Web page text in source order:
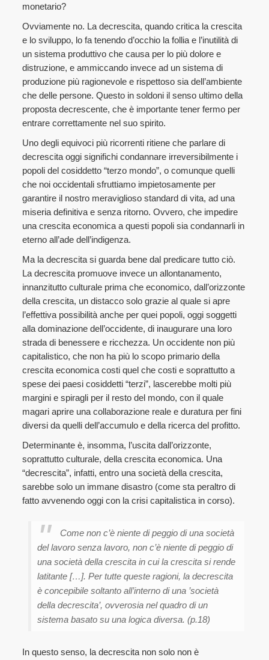
monetario?
Ovviamente no. La decrescita, quando critica la crescita
e lo sviluppo, lo fa tenendo d’occhio la follia e l’inutilità di
un sistema produttivo che causa per lo più dolore e
distruzione, e ammiccando invece ad un sistema di
produzione più ragionevole e rispettoso sia dell’ambiente
che delle persone. Questo in soldoni il senso ultimo della
proposta decrescente, che è importante tener fermo per
entrare correttamente nel suo spirito.
Uno degli equivoci più ricorrenti ritiene che parlare di
decrescita oggi significhi condannare irreversibilmente i
popoli del cosiddetto “terzo mondo”, o comunque quelli
che noi occidentali sfruttiamo impietosamente per
garantire il nostro meraviglioso standard di vita, ad una
miseria definitiva e senza ritorno. Ovvero, che impedire
una crescita economica a questi popoli sia condannarli in
eterno all’ade dell’indigenza.
Ma la decrescita si guarda bene dal predicare tutto ciò.
La decrescita promuove invece un allontanamento,
innanzitutto culturale prima che economico, dall’orizzonte
della crescita, un distacco solo grazie al quale si apre
l’effettiva possibilità anche per quei popoli, oggi soggetti
alla dominazione dell’occidente, di inaugurare una loro
strada di benessere e ricchezza. Un occidente non più
capitalistico, che non ha più lo scopo primario della
crescita economica costi quel che costi e soprattutto a
spese dei paesi cosiddetti “terzi”, lascerebbe molti più
margini e spiragli per il resto del mondo, con il quale
magari aprire una collaborazione reale e duratura per fini
diversi da quelli dell’accumulo e della ricerca del profitto.
Determinante è, insomma, l’uscita dall’orizzonte,
soprattutto culturale, della crescita economica. Una
“decrescita”, infatti, entro una società della crescita,
sarebbe solo un immane disastro (come sta peraltro di
fatto avvenendo oggi con la crisi capitalistica in corso).
Come non c’è niente di peggio di una società
del lavoro senza lavoro, non c’è niente di peggio di
una società della crescita in cui la crescita si rende
latitante […]. Per tutte queste ragioni, la decrescita
è concepibile soltanto all’interno di una ’società
della decrescita’, ovverosia nel quadro di un
sistema basato su una logica diversa. (p.18)
In questo senso, la decrescita non solo non è